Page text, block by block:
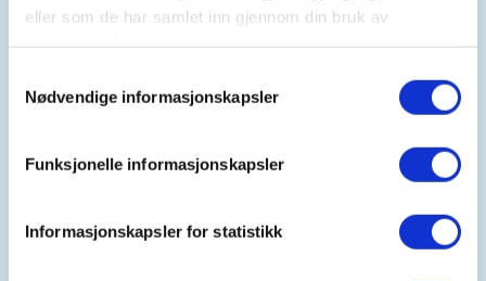
eller som de har samlet inn gjennom din bruk av
Nødvendige informasjonskapsler
Funksjonelle informasjonskapsler
Informasjonskapsler for statistikk
Turene går hver mandag kl 11:00 fra Rykkinn
nærområdet og kategoriseres som «ekstra lett». Vi
går på turveier, fortau, småveier og stier og er ute i
og starter og ender ved seniorsenteret. Etter turen
er alle hjertelig velkomne inn for kjøp av en kaffe og